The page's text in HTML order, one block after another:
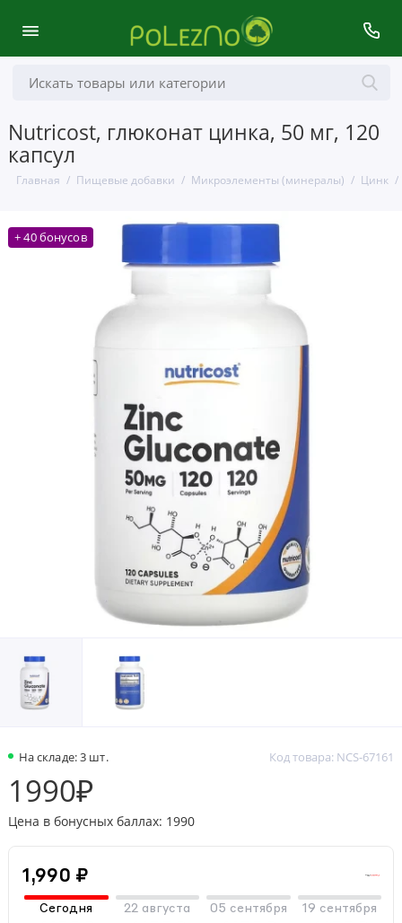
Nutricost, глюконат цинка, 50 мг, 120
капсул
Главная Пищевые добавки Микроэлементы (минералы) Цинк
+ 40 бонусов
На складе: 3 шт. Код товара: NCS-67161
1990₽
Цена в бонусных баллах: 1990
1,990 ₽
Сегодня 22 августа 05 сентября 19 сентября